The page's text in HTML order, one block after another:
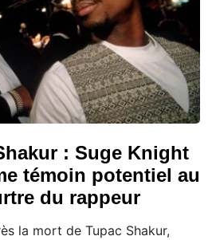
: Suge Knight
témoin potentiel au
du rappeur
la mort de Tupac Shakur,